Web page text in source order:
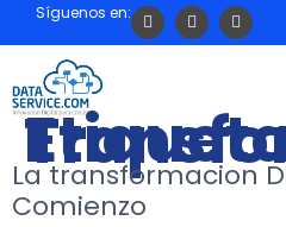
Síguenos en:
La transformacion
Comienzo